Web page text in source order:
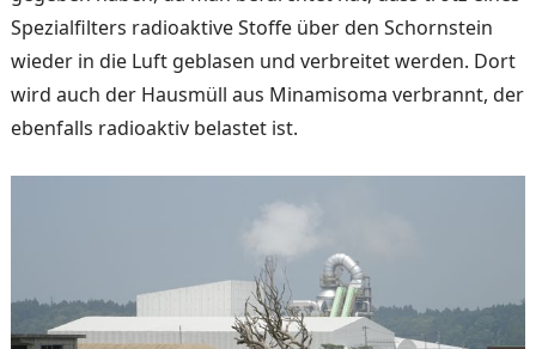
Spezialfilters radi­oaktive Stoffe über den Schornstein
wieder in die Luft geblasen und verbreitet wer­den. Dort
wird auch der Haus­müll aus Minamisoma ver­brannt, der
ebenfalls radioak­tiv belastet ist.